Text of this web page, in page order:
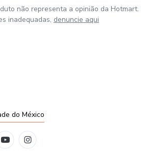
não representa a opinião da Hotmart.
inadequadas, denuncie aqui
do México